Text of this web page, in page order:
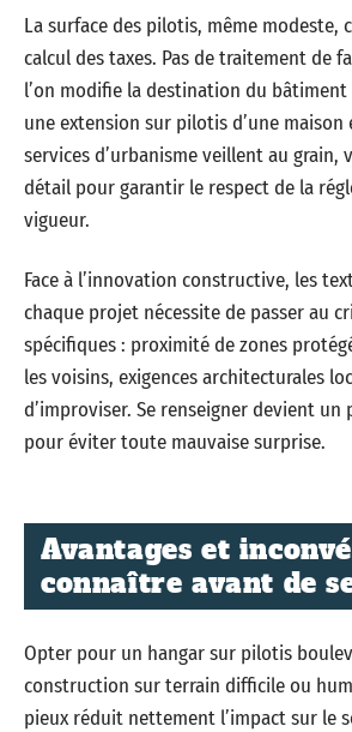
La surface des pilotis, même modeste,
calcul des taxes. Pas de traitement de
l’on modifie la destination du bâtiment
une extension sur pilotis d’une maison
services d’urbanisme veillent au grain,
détail pour garantir le respect de la
vigueur.
Face à l’innovation constructive, les
chaque projet nécessite de passer au
spécifiques : proximité de zones
les voisins, exigences architecturales
d’improviser. Se renseigner devient un
pour éviter toute mauvaise surprise.
Avantages et
connaître avant de
Opter pour un hangar sur pilotis
construction sur terrain difficile ou
pieux réduit nettement l’impact sur le